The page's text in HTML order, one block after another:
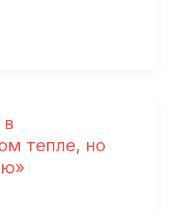
тепле, но